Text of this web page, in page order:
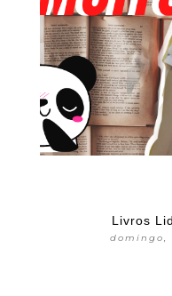
Livros
domingo,